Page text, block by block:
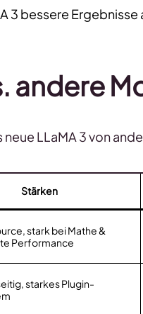
3 bessere Ergebnisse
andere
LLaMA 3 von
Stärken
stark bei Mathe &
Performance
starkes Plugin-